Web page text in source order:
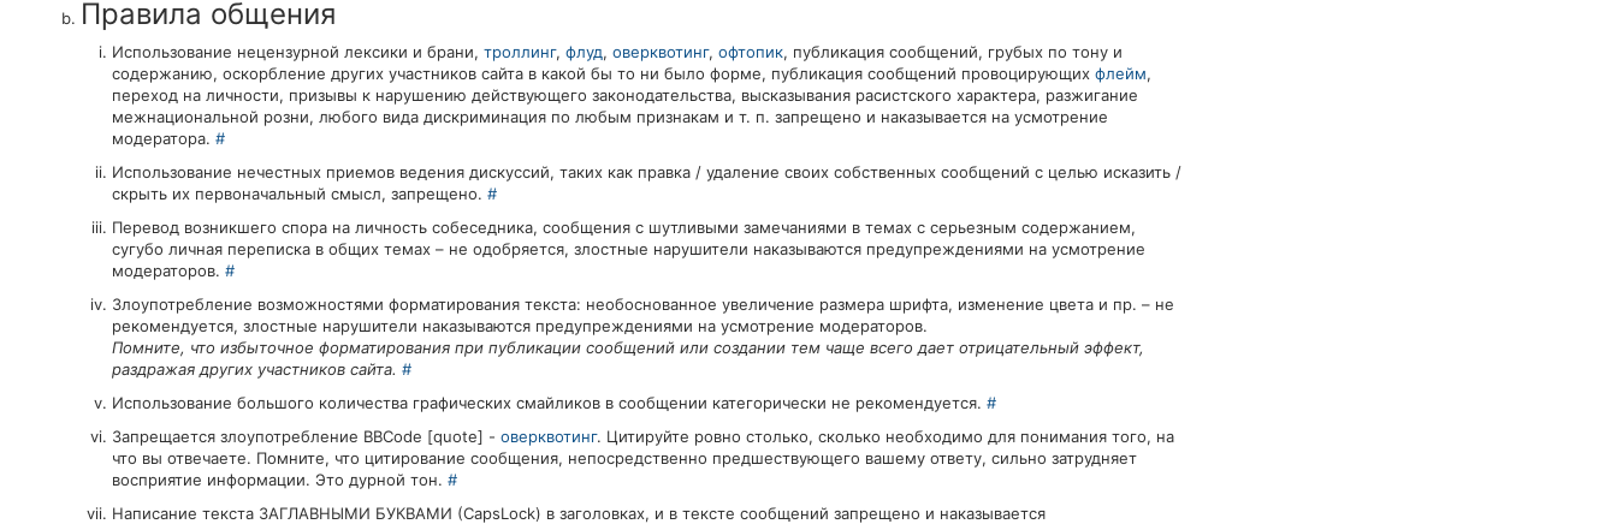
Правила общения
Использование нецензурной лексики и брани, троллинг, флуд, оверквотинг, офтопик, публикация сообщений, грубых по тону и
содержанию, оскорбление других участников сайта в какой бы то ни было форме, публикация сообщений провоцирующих флейм,
переход на личности, призывы к нарушению действующего законодательства, высказывания расистского характера, разжигание
межнациональной розни, любого вида дискриминация по любым признакам и т. п. запрещено и наказывается на усмотрение
модератора. #
Использование нечестных приемов ведения дискуссий, таких как правка / удаление своих собственных сообщений с целью исказить /
скрыть их первоначальный смысл, запрещено. #
Перевод возникшего спора на личность собеседника, сообщения с шутливыми замечаниями в темах с серьезным содержанием,
сугубо личная переписка в общих темах – не одобряется, злостные нарушители наказываются предупреждениями на усмотрение
модераторов. #
Злоупотребление возможностями форматирования текста: необоснованное увеличение размера шрифта, изменение цвета и пр. – не
рекомендуется, злостные нарушители наказываются предупреждениями на усмотрение модераторов.
Помните, что избыточное форматирования при публикации сообщений или создании тем чаще всего дает отрицательный эффект,
раздражая других участников сайта. #
Использование большого количества графических смайликов в сообщении категорически не рекомендуется. #
Запрещается злоупотребление BBCode [quote] - оверквотинг. Цитируйте ровно столько, сколько необходимо для понимания того, на
что вы отвечаете. Помните, что цитирование сообщения, непосредственно предшествующего вашему ответу, сильно затрудняет
восприятие информации. Это дурной тон. #
Написание текста ЗАГЛАВНЫМИ БУКВАМИ (CapsLock) в заголовках, и в тексте сообщений запрещено и наказывается